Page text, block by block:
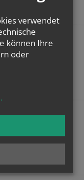
Kirchweihe"
verwendet
können Ihre
oder